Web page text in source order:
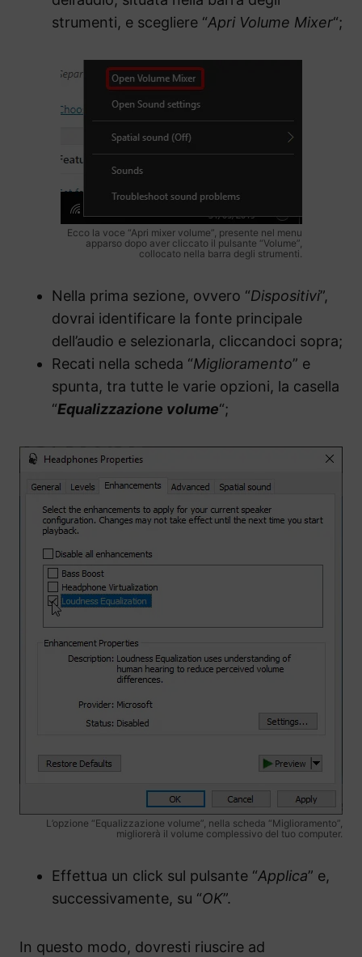
strumenti, e scegliere “Apri Volume Mixer“;
Ecco la voce “Apri mixer volume”, presente nel menu
apparso dopo aver cliccato il pulsante “Volume”,
collocato nella barra degli strumenti.
Nella prima sezione, ovvero “Dispositivi”,
dovrai identificare la fonte principale
dell’audio e selezionarla, cliccandoci sopra;
Recati nella scheda “Miglioramento” e
spunta, tra tutte le varie opzioni, la casella
“Equalizzazione volume“;
L’opzione “Equalizzazione volume”, nella scheda “Miglioramento”,
migliorerà il volume complessivo del tuo computer.
Effettua un click sul pulsante “Applica” e,
successivamente, su “OK”.
In questo modo, dovresti riuscire ad